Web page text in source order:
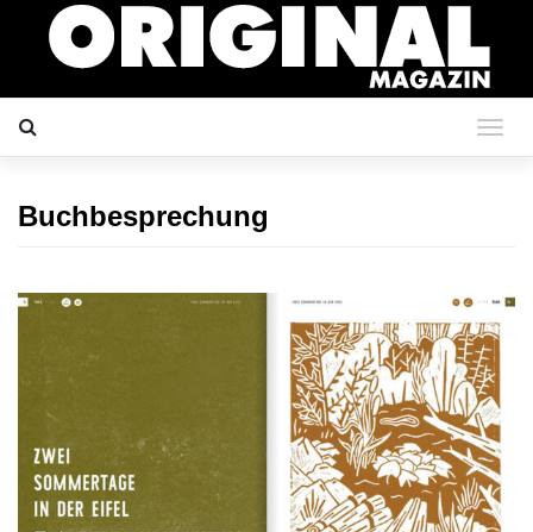
Buchbesprechung